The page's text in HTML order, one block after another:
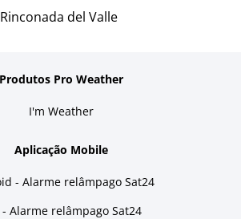
del Valle
Produtos Pro Weather
I'm Weather
Aplicação Mobile
- Alarme relâmpago Sat24
- Alarme relâmpago Sat24